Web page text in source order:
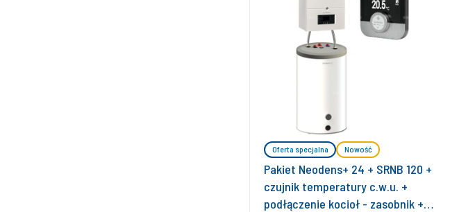
Oferta specjalna Nowość
Pakiet Neodens+ 24 + SRNB 120 +
czujnik temperatury c.w.u. +
podłączenie kocioł - zasobnik +